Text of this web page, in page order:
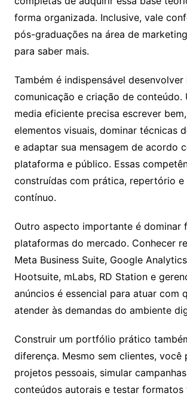
forma organizada. Inclusive, vale
pós-graduações na área de
para saber mais.
Também é indispensável
comunicação e criação de conteúdo.
media eficiente precisa escrever
elementos visuais, dominar técnicas
e adaptar sua mensagem de acordo
plataforma e público. Essas
construídas com prática, repertório e
contínuo.
Outro aspecto importante é dominar
plataformas do mercado. Conhecer
Meta Business Suite, Google
Hootsuite, mLabs, RD Station e
anúncios é essencial para atuar com
atender às demandas do ambiente
Construir um portfólio prático
diferença. Mesmo sem clientes, você
projetos pessoais, simular
conteúdos autorais e testar formatos